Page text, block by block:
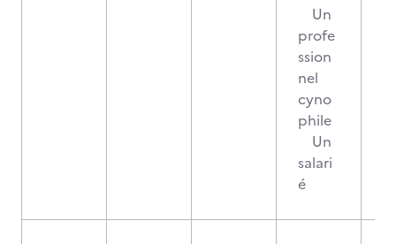
Un
profe
ssion
nel
cyno
phile
Un
salari
é